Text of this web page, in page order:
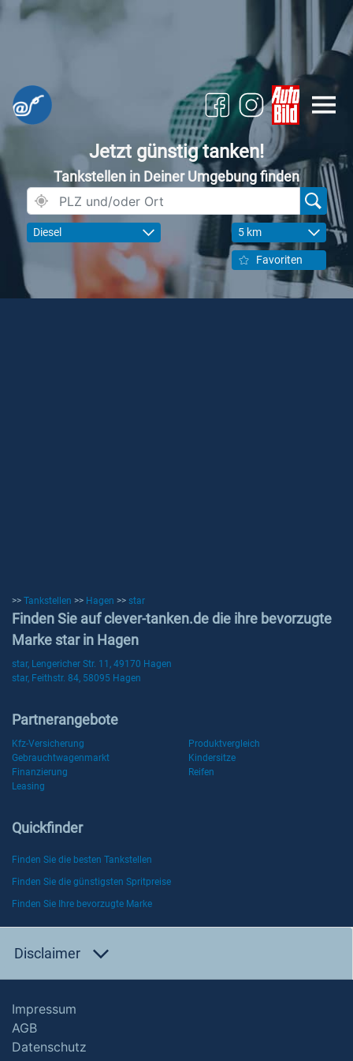
Jetzt günstig tanken!
Tankstellen in Deiner Umgebung finden
Diesel 5 km
Favoriten
>> Tankstellen >> Hagen >> star
Finden Sie auf clever-tanken.de die ihre bevorzugte
Marke star in Hagen
star, Lengericher Str. 11, 49170 Hagen
star, Feithstr. 84, 58095 Hagen
Partnerangebote
Kfz-Versicherung
Produktvergleich
Gebrauchtwagenmarkt
Kindersitze
Finanzierung
Reifen
Leasing
Quickfinder
Finden Sie die besten Tankstellen
Finden Sie die günstigsten Spritpreise
Finden Sie Ihre bevorzugte Marke
Disclaimer
Impressum
AGB
Datenschutz